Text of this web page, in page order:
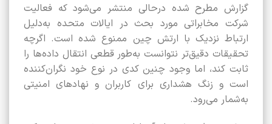
گزارش مطرح شده درحالی منتشر می‌شود که فعالیت
شرکت مخابراتی مورد بحث در ایالات متحده به‌دلیل
ارتباط نزدیک با ارتش چین ممنوع شده است. اگرچه
تحقیقات دقیق‌تر نتوانست به‌طور قطعی انتقال داده‌ها را
ثابت کند، اما وجود چنین کدی در نوع خود نگران‌کننده
است و زنگ هشداری برای کاربران و نهادهای امنیتی
به‌شمار می‌رود.